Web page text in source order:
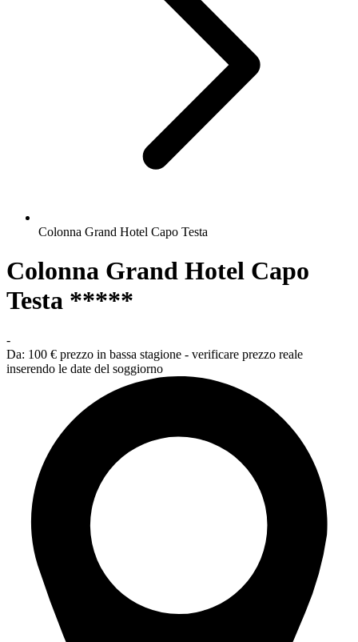
Colonna Grand Hotel Capo Testa
Colonna Grand Hotel Capo
Testa *****
-
Da: 100 € prezzo in bassa stagione - verificare prezzo reale
inserendo le date del soggiorno